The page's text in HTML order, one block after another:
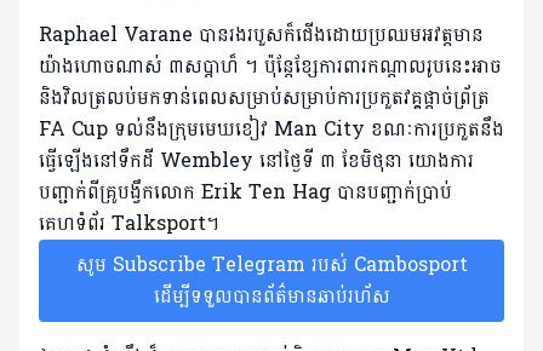
Raphael Varane បានរងរបួសក៏ជើងដោយប្រឈមអវត្តមាន
យ៉ាងហោចណាស់ ៣សប្តាហ៏ ។ ប៉ុន្តែខ្សែការពារកណ្តាលរូបនេះ​អាច
និងវិលត្រលប់មកទាន់ពេលសម្រាប់​សម្រាប់​ការ​ប្រកួត​វគ្គផ្តាច់ព្រ័ត្រ
FA Cup ទល់នឹងក្រុមមេឃខៀវ Man City ខណៈការប្រកួតនឹង
ធ្វើឡើងនៅទឹកដី Wembley នៅថ្ងៃទី ៣ ខែ​មិថុនា យោងការ
បញ្ជាក់ពីគ្រូបង្វឹកលោក Erik Ten Hag បានបញ្ជាក់ប្រាប់
គេហទំព័រ Talksport។
សូម Subscribe Telegram របស់ Cambosport
ដើម្បីទទួលបានព័ត៌មានឆាប់រហ័ស